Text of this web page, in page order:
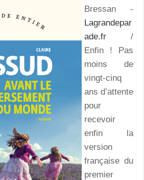
Bressan -
Lagrandepar
ade.fr /
Enfin ! Pas
moins de
vingt-cinq
ans d’attente
pour
recevoir
enfin la
version
française du
premier